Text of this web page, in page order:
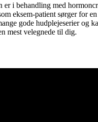
er i behandling med
eksem-patient sørger for
gode hudplejeserier og
mest velegnede til dig.